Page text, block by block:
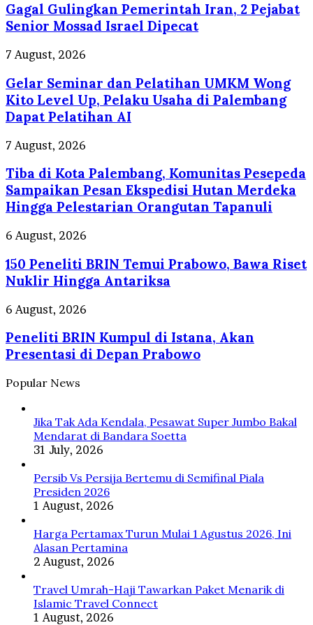
Pemerintah
Iran,
2
Pejabat
Senior
Mossad
Israel
Dipecat
Gagal Gulingkan Pemerintah Iran, 2 Pejabat
Senior Mossad Israel Dipecat
Gelar
dan
Pelatihan
UMKM
Wong
Kito
Level
Up,
Pelaku
Usaha
di
Dapat
AI
7 August, 2026
Gelar Seminar dan Pelatihan UMKM Wong
Kito Level Up, Pelaku Usaha di Palembang
Dapat Pelatihan AI
Tiba
Kota
Palembang,
Komunitas
Pesepeda
Sampaikan
Pesan
Ekspedisi
Hutan
Merdeka
Pelestarian
Tapanuli
7 August, 2026
Tiba di Kota Palembang, Komunitas Pesepeda
Sampaikan Pesan Ekspedisi Hutan Merdeka
Hingga Pelestarian Orangutan Tapanuli
150
BRIN
Temui
Prabowo,
Bawa
Riset
Nuklir
Hingga
Antariksa
6 August, 2026
150 Peneliti BRIN Temui Prabowo, Bawa Riset
Nuklir Hingga Antariksa
Peneliti
Kumpul
di
Istana,
Akan
Presentasi
Depan
Prabowo
6 August, 2026
Peneliti BRIN Kumpul di Istana, Akan
Presentasi di Depan Prabowo
Popular News
Jika Tak Ada Kendala, Pesawat Super Jumbo Bakal
Mendarat di Bandara Soetta
31 July, 2026
Persib Vs Persija Bertemu di Semifinal Piala
Presiden 2026
1 August, 2026
Harga Pertamax Turun Mulai 1 Agustus 2026, Ini
Alasan Pertamina
2 August, 2026
Travel Umrah-Haji Tawarkan Paket Menarik di
Islamic Travel Connect
1 August, 2026